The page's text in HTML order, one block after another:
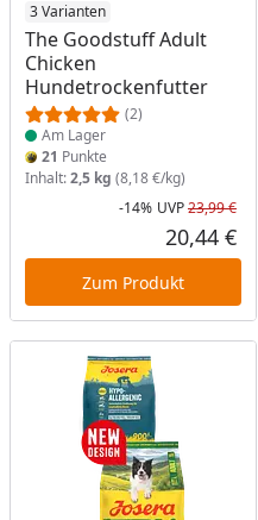
3 Varianten
The Goodstuff Adult
Chicken
Hundetrockenfutter
(2)
Produkt am Lager
Am Lager
21 Punkte
Inhalt:2,5 kg (8,18 €/kg)
-14% UVP23,99 €
20,44 €
Zum Produkt